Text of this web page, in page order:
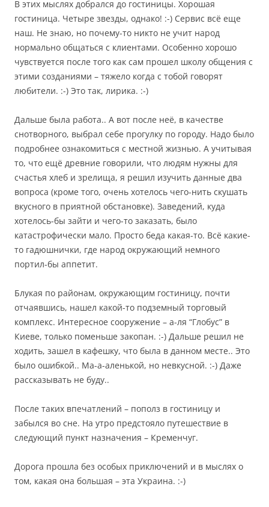
В этих мыслях добрался до гостиницы. Хорошая
гостиница. Четыре звезды, однако! :-) Сервис всё еще
наш. Не знаю, но почему-то никто не учит народ
нормально общаться с клиентами. Особенно хорошо
чувствуется после того как сам прошел школу общения с
этими созданиями – тяжело когда с тобой говорят
любители. :-) Это так, лирика. :-)
Дальше была работа.. А вот после неё, в качестве
снотворного, выбрал себе прогулку по городу. Надо было
подробнее ознакомиться с местной жизнью. А учитывая
то, что ещё древние говорили, что людям нужны для
счастья хлеб и зрелища, я решил изучить данные два
вопроса (кроме того, очень хотелось чего-нить скушать
вкусного в приятной обстановке). Заведений, куда
хотелось-бы зайти и чего-то заказать, было
катастрофически мало. Просто беда какая-то. Всё какие-
то гадюшнички, где народ окружающий немного
портил-бы аппетит.
Блукая по районам, окружающим гостиницу, почти
отчаявшись, нашел какой-то подземный торговый
комплекс. Интересное сооружение – а-ля “Глобус” в
Киеве, только поменьше закопан. :-) Дальше решил не
ходить, зашел в кафешку, что была в данном месте.. Это
было ошибкой.. Ма-а-аленькой, но невкусной. :-) Даже
рассказывать не буду..
После таких впечатлений – пополз в гостиницу и
забылся во сне. На утро предстояло путешествие в
следующий пункт назначения – Кременчуг.
Дорога прошла без особых приключений и в мыслях о
том, какая она большая – эта Украина. :-)